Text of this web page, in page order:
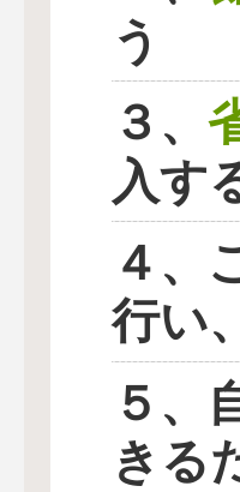
う
３、
入す
４、
行い、
５、
きる